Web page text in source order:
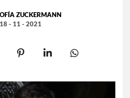
ZUCKERMANN
18 - 11 - 2021